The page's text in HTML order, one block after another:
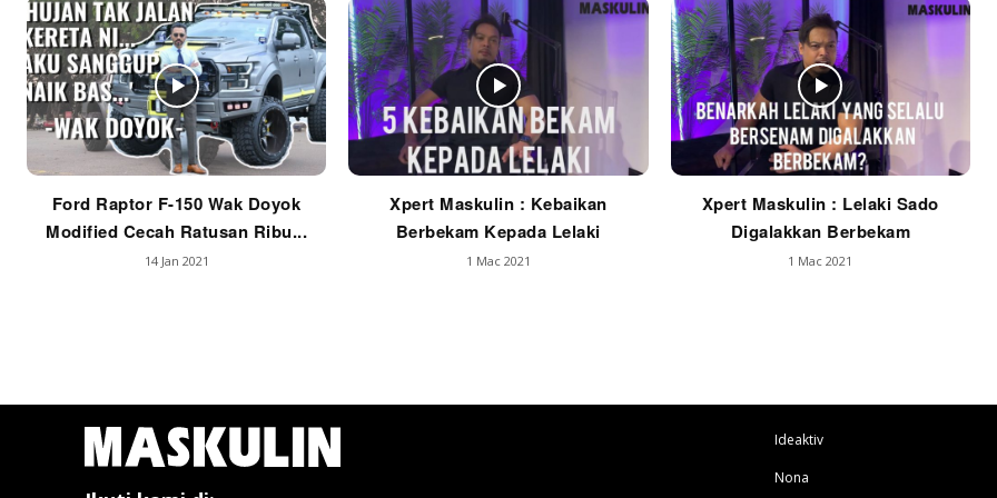
Ford Raptor F-150 Wak Doyok
Modified Cecah Ratusan Ribu...
14 Jan 2021
Xpert Maskulin : Kebaikan
Berbekam Kepada Lelaki
1 Mac 2021
Xpert Maskulin : Lelaki Sado
Digalakkan Berbekam
1 Mac 2021
Ideaktiv
Nona